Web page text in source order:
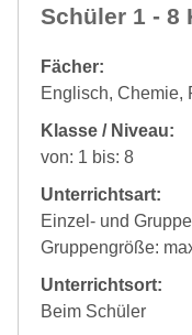
Schüler 1 - 8
Fächer:
Englisch, Chemie,
Klasse / Niveau:
von: 1 bis: 8
Unterrichtsart:
Einzel- und
Gruppengröße:
Unterrichtsort:
Beim Schüler